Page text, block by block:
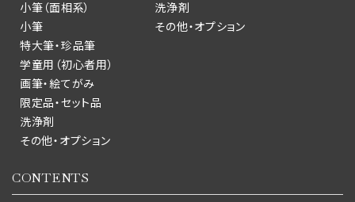
小筆（面相系）
小筆
特大筆・珍品筆
学童用（初心者用）
画筆・絵てがみ
限定品・セット品
洗浄剤
その他・オプション
洗浄剤
その他・オプション
CONTENTS